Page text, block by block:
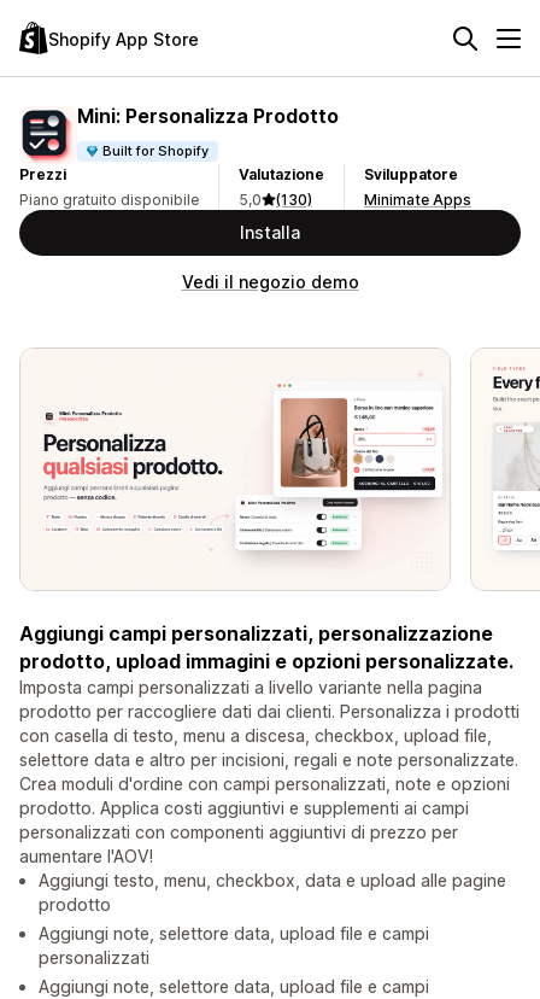
Shopify App Store
Mini: Personalizza Prodotto
Built for Shopify
Prezzi
Piano gratuito disponibile
Valutazione
5,0
(130)
Sviluppatore
Minimate Apps
Installa
Vedi il negozio demo
Aggiungi campi personalizzati, personalizzazione
prodotto, upload immagini e opzioni personalizzate.
Imposta campi personalizzati a livello variante nella pagina
prodotto per raccogliere dati dai clienti. Personalizza i prodotti
con casella di testo, menu a discesa, checkbox, upload file,
selettore data e altro per incisioni, regali e note personalizzate.
Crea moduli d'ordine con campi personalizzati, note e opzioni
prodotto. Applica costi aggiuntivi e supplementi ai campi
personalizzati con componenti aggiuntivi di prezzo per
aumentare l'AOV!
Aggiungi testo, menu, checkbox, data e upload alle pagine
prodotto
Aggiungi note, selettore data, upload file e campi
personalizzati
Aggiungi note, selettore data, upload file e campi